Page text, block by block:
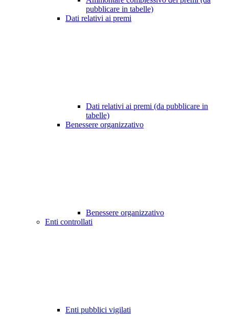
pubblicare in tabelle)
Dati relativi ai premi
Dati relativi ai premi (da pubblicare in
tabelle)
Benessere organizzativo
Benessere organizzativo
Enti controllati
Enti pubblici vigilati